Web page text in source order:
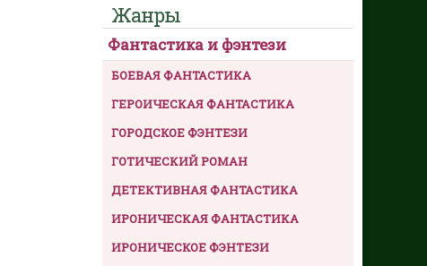
Жанры
Фантастика и фэнтези
БОЕВАЯ ФАНТАСТИКА
ГЕРОИЧЕСКАЯ ФАНТАСТИКА
ГОРОДСКОЕ ФЭНТЕЗИ
ГОТИЧЕСКИЙ РОМАН
ДЕТЕКТИВНАЯ ФАНТАСТИКА
ИРОНИЧЕСКАЯ ФАНТАСТИКА
ИРОНИЧЕСКОЕ ФЭНТЕЗИ